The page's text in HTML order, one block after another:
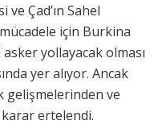
Çad’ın Sahel
için Burkina
asker yollayacak olması
yer alıyor. Ancak
gelişmelerinden ve
ertelendi.